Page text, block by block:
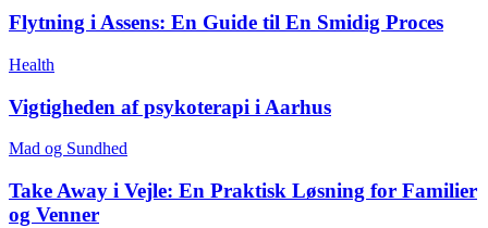
Flytning i Assens: En Guide til En Smidig Proces
Health
Vigtigheden af psykoterapi i Aarhus
Mad og Sundhed
Take Away i Vejle: En Praktisk Løsning for Familier
og Venner